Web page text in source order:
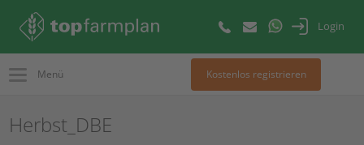
Login
Menü Kostenlos registrieren
Herbst_DBE